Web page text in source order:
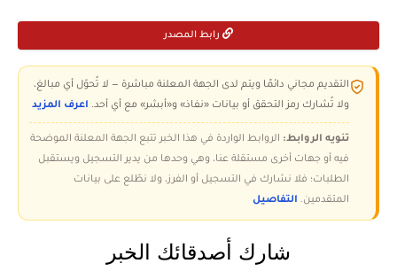
رابط المصدر
التقديم مجاني دائمًا ويتم لدى الجهة المعلنة مباشرة — لا تُحوّل أي مبالغ،
ولا تُشارك رمز التحقق أو بيانات «نفاذ» و«أبشر» مع أي أحد. اعرف المزيد
تنويه الروابط: الروابط الواردة في هذا الخبر تتبع الجهة المعلنة الموضحة
فيه أو جهات أخرى مستقلة عنا، وهي وحدها من يدير التسجيل ويستقبل
الطلبات؛ فلا نشارك في التسجيل أو الفرز، ولا نطّلع على بيانات
المتقدمين. التفاصيل
شارك أصدقائك الخبر